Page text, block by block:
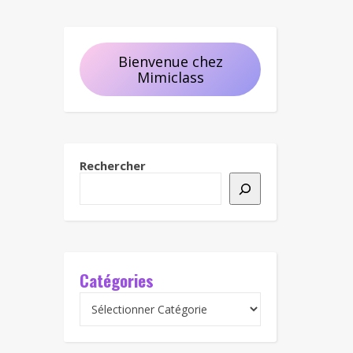
Bienvenue chez
Mimiclass
Rechercher
Catégories